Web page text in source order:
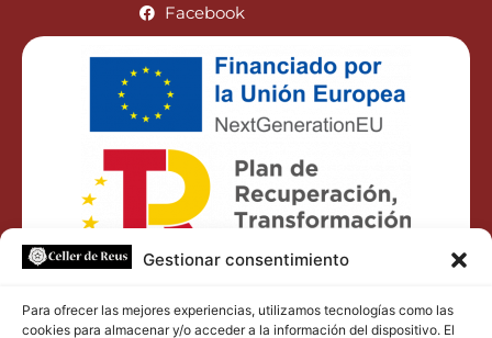
Gestionar consentimiento
Para ofrecer las mejores experiencias, utilizamos tecnologías como las
cookies para almacenar y/o acceder a la información del dispositivo. El
Facebook